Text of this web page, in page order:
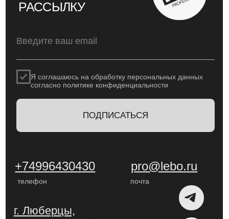
@2025 Дизайн и вёрстка - Рассказова Анастасия